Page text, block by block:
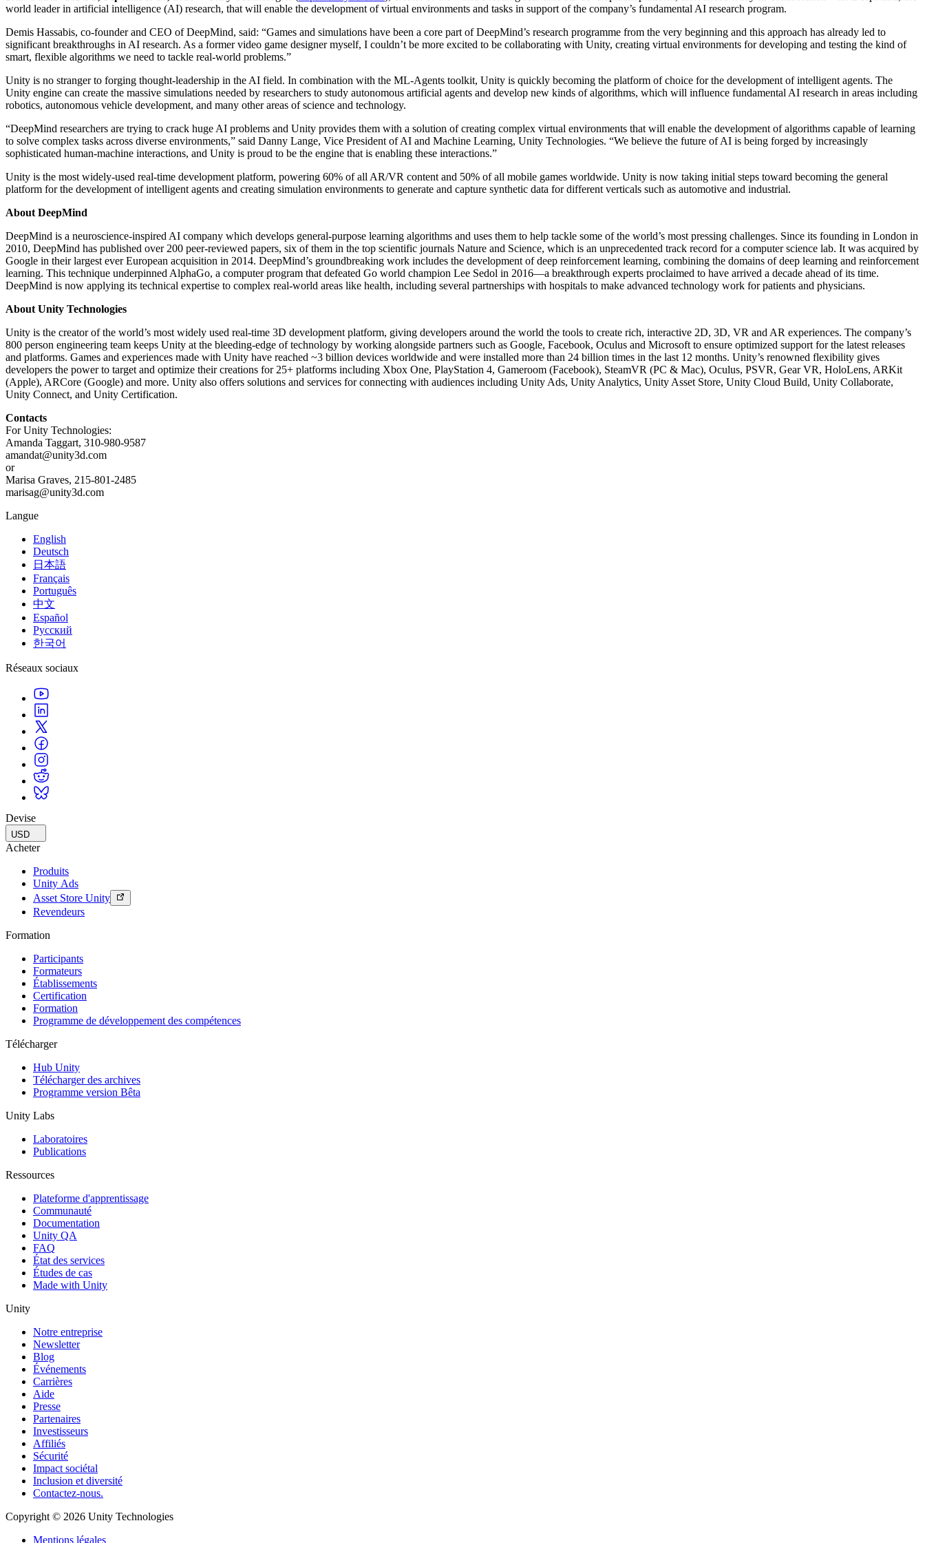
LiveOps
Informations post-lancement et opérations de jeu en direct
Développez
Acquisition de nouveaux joueurs
Faites-vous découvrir et acquérez des utilisateurs mobiles
Achats intégrés
Gérer IAP entre les magasins et D2C
Connectez les joueurs avec les bons jeux
Faites de la publicité avec Unity
Monétisez avec Unity
Jeux mobiles
Créez et développez des succès mobiles avec Unity
Jeux indépendants
Lancez de grands jeux avec de petites équipes
Jeux XR
Lancez des jeux XR sur plusieurs plateformes
Jeux multijoueur
Simplifiez le développement de jeux multijoueurs
Distribution
Transformer les expériences en magasin en expériences en ligne
Stimulez l'innovation et les expériences en voiture
Voir toutes les industries
Informations
Études de cas
Histoires de succès dans le monde réel
Guides des meilleures pratiques
Conseils et astuces d'experts
Démos
Démos, échantillons et éléments de base
Toutes les ressources
Nouveautés
Blog
Actualités
Actualités, histoires et centre de presse
Rejoignez les développeurs, créateurs et initiés
Unity Awards
Célébration des créateurs Unity dans le monde entier
Guides pratiques
Conseils pratiques et meilleures pratiques
Formation
Pour les étudiants
Démarrez votre carrière
Pour les enseignants
Boostez votre enseignement
Apportez la puissance de Unity à votre institution
Certifications
Prouvez votre maîtrise de Unity
world leader in artificial intelligence (AI) research, that will enable the development of virtual environments and tasks in support of the company’s fundamental AI research program.
Demis Hassabis, co-founder and CEO of DeepMind, said: “Games and simulations have been a core part of DeepMind’s research programme from the very beginning and this approach has already led to
significant breakthroughs in AI research. As a former video game designer myself, I couldn’t be more excited to be collaborating with Unity, creating virtual environments for developing and testing the kind of
smart, flexible algorithms we need to tackle real-world problems.”
Unity is no stranger to forging thought-leadership in the AI field. In combination with the ML-Agents toolkit, Unity is quickly becoming the platform of choice for the development of intelligent agents. The
Unity engine can create the massive simulations needed by researchers to study autonomous artificial agents and develop new kinds of algorithms, which will influence fundamental AI research in areas including
robotics, autonomous vehicle development, and many other areas of science and technology.
“DeepMind researchers are trying to crack huge AI problems and Unity provides them with a solution of creating complex virtual environments that will enable the development of algorithms capable of learning
to solve complex tasks across diverse environments,” said Danny Lange, Vice President of AI and Machine Learning, Unity Technologies. “We believe the future of AI is being forged by increasingly
sophisticated human-machine interactions, and Unity is proud to be the engine that is enabling these interactions.”
Unity is the most widely-used real-time development platform, powering 60% of all AR/VR content and 50% of all mobile games worldwide. Unity is now taking initial steps toward becoming the general
platform for the development of intelligent agents and creating simulation environments to generate and capture synthetic data for different verticals such as automotive and industrial.
About DeepMind
DeepMind is a neuroscience-inspired AI company which develops general-purpose learning algorithms and uses them to help tackle some of the world’s most pressing challenges. Since its founding in London in
2010, DeepMind has published over 200 peer-reviewed papers, six of them in the top scientific journals Nature and Science, which is an unprecedented track record for a computer science lab. It was acquired by
Google in their largest ever European acquisition in 2014. DeepMind’s groundbreaking work includes the development of deep reinforcement learning, combining the domains of deep learning and reinforcement
learning. This technique underpinned AlphaGo, a computer program that defeated Go world champion Lee Sedol in 2016—a breakthrough experts proclaimed to have arrived a decade ahead of its time.
DeepMind is now applying its technical expertise to complex real-world areas like health, including several partnerships with hospitals to make advanced technology work for patients and physicians.
About Unity Technologies
Unity is the creator of the world’s most widely used real-time 3D development platform, giving developers around the world the tools to create rich, interactive 2D, 3D, VR and AR experiences. The company’s
800 person engineering team keeps Unity at the bleeding-edge of technology by working alongside partners such as Google, Facebook, Oculus and Microsoft to ensure optimized support for the latest releases
and platforms. Games and experiences made with Unity have reached ~3 billion devices worldwide and were installed more than 24 billion times in the last 12 months. Unity’s renowned flexibility gives
developers the power to target and optimize their creations for 25+ platforms including Xbox One, PlayStation 4, Gameroom (Facebook), SteamVR (PC & Mac), Oculus, PSVR, Gear VR, HoloLens, ARKit
(Apple), ARCore (Google) and more. Unity also offers solutions and services for connecting with audiences including Unity Ads, Unity Analytics, Unity Asset Store, Unity Cloud Build, Unity Collaborate,
Unity Connect, and Unity Certification.
Contacts
For Unity Technologies:
Amanda Taggart, 310-980-9587
amandat@unity3d.com
or
Marisa Graves, 215-801-2485
marisag@unity3d.com
Langue
English
Deutsch
日本語
Français
Português
中文
Español
Русский
한국어
Réseaux sociaux
Devise
USD
Acheter
Produits
Unity Ads
Asset Store Unity
Revendeurs
Formation
Participants
Formateurs
Établissements
Certification
Formation
Programme de développement des compétences
Télécharger
Hub Unity
Télécharger des archives
Programme version Bêta
Unity Labs
Laboratoires
Publications
Ressources
Plateforme d'apprentissage
Communauté
Documentation
Unity QA
FAQ
État des services
Études de cas
Made with Unity
Unity
Notre entreprise
Newsletter
Blog
Événements
Carrières
Aide
Presse
Partenaires
Investisseurs
Affiliés
Sécurité
Impact sociétal
Inclusion et diversité
Contactez-nous.
Copyright © 2026 Unity Technologies
Mentions légales